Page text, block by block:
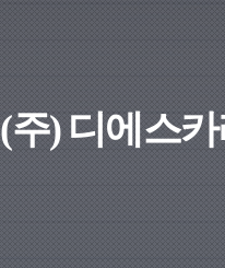
(주) 디에스